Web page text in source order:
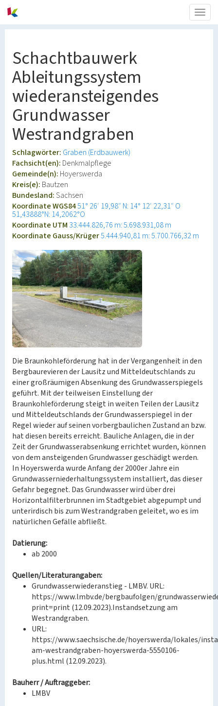
Schachtbauwerk
Ableitungssystem
wiederansteigendes
Grundwasser
Westrandgraben
Schlagwörter: Graben (Erdbauwerk)
Fachsicht(en): Denkmalpflege
Gemeinde(n): Hoyerswerda
Kreis(e): Bautzen
Bundesland:Sachsen
Koordinate WGS8451° 26′ 19,98″ N: 14° 12′ 22,31″ O
51,43888°N: 14,2062°O
Koordinate UTM 33.444.826,76 m: 5.698.931,08 m
Koordinate Gauss/Krüger5.444.940,81 m: 5.700.766,32 m
Die Braunkohleförderung hat in der Vergangenheit in den
Bergbaurevieren der Lausitz und Mitteldeutschlands zu
einer großräumigen Absenkung des Grundwasserspiegels
geführt. Mit der teilweisen Einstellung der
Braunkohleförderung steigt in weiten Teilen der Lausitz
und Mitteldeutschlands der Grundwasserspiegel in der
Regel wieder auf seinen vorbergbaulichen Zustand an bzw.
hat diesen bereits erreicht. Bauliche Anlagen, die in der
Zeit der Grundwasserabsenkung errichtet wurden, können
von dem ansteigenden Grundwasser geschädigt werden.
In Hoyerswerda wurde Anfang der 2000er Jahre ein
Grundwasserniederhaltungssystem installiert, das dieser
Gefahr begegnet. Das Grundwasser wird über drei
Horizontalfilterbrunnen im Stadtgebiet abgepumpt und
unterirdisch bis zum Westrandgraben geleitet, wo es im
natürlichen Gefälle abfließt.
Datierung:
ab 2000
Quellen/Literaturangaben:
Grundwasserwiederanstieg - LMBV. URL:
https://www.lmbv.de/bergbaufolgen/
print=print (12.09.2023).Instandsetzung am
Westrandgraben.
URL:
https://www.saechsische.de/hoyerswerda/lokales/
am-westrandgraben-hoyerswerda-5550106-
plus.html (12.09.2023).
Bauherr / Auftraggeber:
LMBV